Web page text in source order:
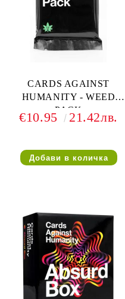
CARDS AGAINST
HUMANITY - WEED
PACK
€10.95 21.42лв.